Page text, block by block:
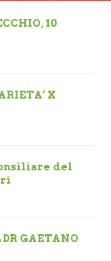
10
X
del
GAETANO